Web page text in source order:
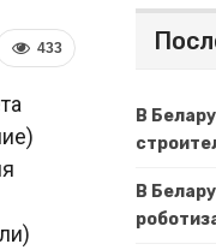
433
В
В